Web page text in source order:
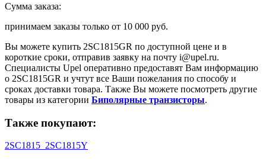
Сумма заказа:
принимаем заказы только от 10 000 руб.
Вы можете купить 2SC1815GR по доступной цене и в
короткие сроки, отправив заявку на почту i@upel.ru.
Специалисты Upel оперативно предоставят Вам информацию
о 2SC1815GR и учтут все Ваши пожелания по способу и
сроках доставки товара. Также Вы можете посмотреть другие
товары из категории Биполярные транзисторы.
Также покупают:
2SC1815 2SC1815Y